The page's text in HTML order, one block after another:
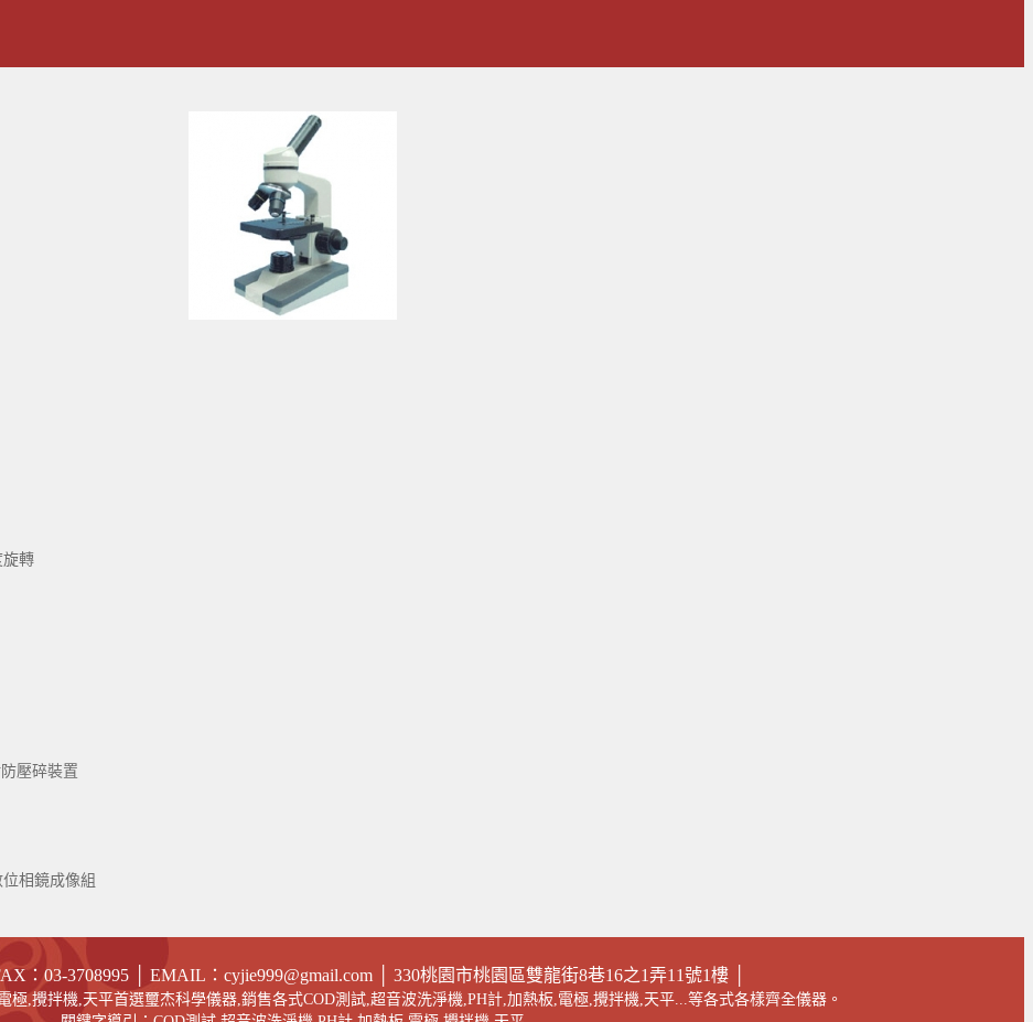
旋轉
壓碎裝置
相鏡成像組
：03-3708995 EMAIL ：cyjie999@gmail.com │ 330桃園市桃園區雙龍街8巷16之1弄11號1樓 │
極,攪拌機,天平首選璽杰科學儀器,銷售各式COD測試,超音波洗淨機,PH計,加熱板,電極,攪拌機,天平...等各式各樣齊全儀器。